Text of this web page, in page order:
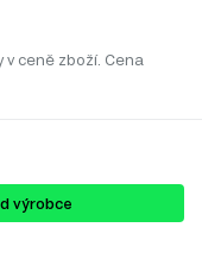
ceně zboží. Cena
výrobce